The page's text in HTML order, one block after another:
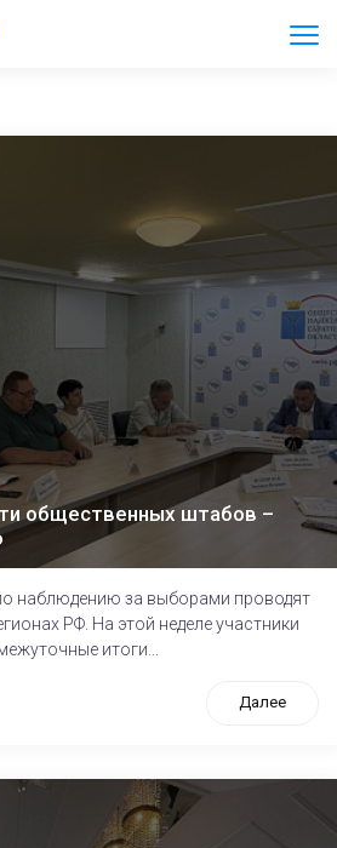
общественных штабов –
наблюдению за выборами проводят
РФ. На этой неделе участники
итоги...
Далее